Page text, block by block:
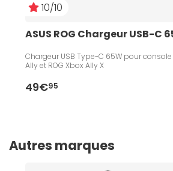
10/10
ASUS ROG Chargeur USB-C
Chargeur USB Type-C 65W pour console
Ally et ROG Xbox Ally X
49€95
Autres marques